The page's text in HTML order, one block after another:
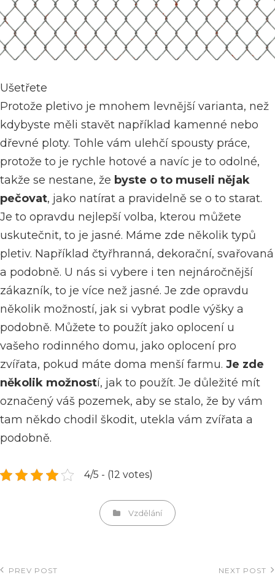
Ušetřete
Protože pletivo je mnohem levnější varianta, než
kdybyste měli stavět například kamenné nebo
dřevné ploty. Tohle vám ulehčí spousty práce,
protože to je rychle hotové a navíc je to odolné,
takže se nestane, že byste o to museli nějak
pečovat, jako natírat a pravidelně se o to starat.
Je to opravdu nejlepší volba, kterou můžete
uskutečnit, to je jasné. Máme zde několik typů
pletiv. Například čtyřhranná, dekorační, svařovaná
a podobně. U nás si vybere i ten nejnáročnější
zákazník, to je více než jasné. Je zde opravdu
několik možností, jak si vybrat podle výšky a
podobně. Můžete to použít jako oplocení u
vašeho rodinného domu, jako oplocení pro
zvířata, pokud máte doma menší farmu. Je zde
několik možností, jak to použít. Je důležité mít
označený váš pozemek, aby se stalo, že by vám
tam někdo chodil škodit, utekla vám zvířata a
podobně.
4/5 - (12 votes)
Categories
Vzdělání
Navigace
Previous
PREV POST NEXT POST